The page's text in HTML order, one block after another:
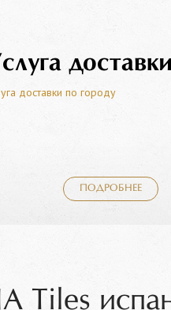
доставки
доставки по городу
ПОДРОБНЕЕ
Tiles